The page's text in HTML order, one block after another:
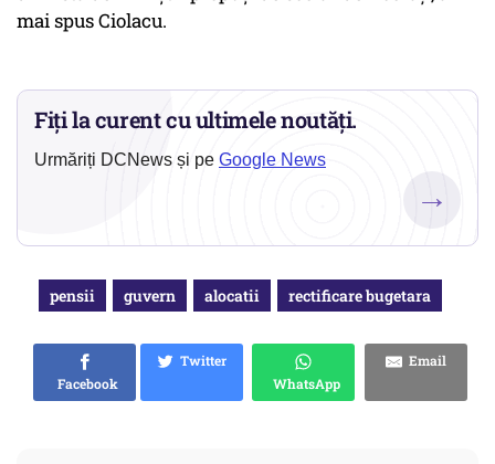
mai spus Ciolacu.
Fiți la curent cu ultimele noutăți.
Urmăriți DCNews și pe Google News
→
pensii guvern alocatii rectificare bugetara
Facebook
Twitter
WhatsApp
Email